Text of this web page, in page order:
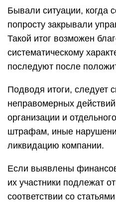
Бывали ситуации, когда
попросту закрывали
Такой итог возможен
систематическому
последуют после
Подводя итоги, следует
неправомерных
организации и
штрафам, иные
ликвидацию компании.
Если выявлены
их участники подлежат
соответствии со